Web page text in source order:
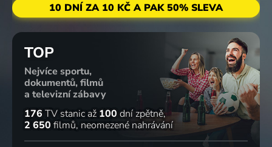
10 DNÍ ZA 10 KČ A PAK 50% SLEVA
TOP
Nejvíce sportu,
dokumentů, filmů
a televizní zábavy
176 TV stanic až 100 dní zpětně
2 650 filmů neomezené nahrávání